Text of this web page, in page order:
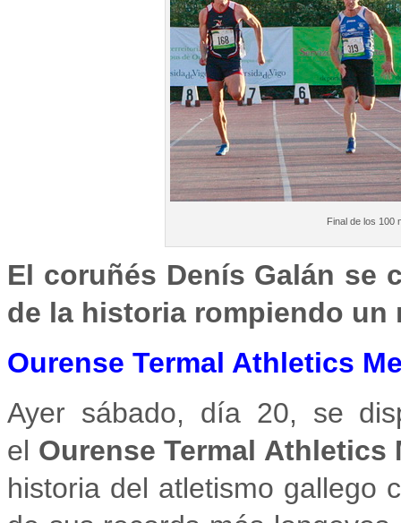
Final de los 100
El coruñés Denís Galán se
de la historia rompiendo un
Ourense Termal Athletics
Ayer sábado, día 20, se
el Ourense Termal Athletics
historia del atletismo gallego